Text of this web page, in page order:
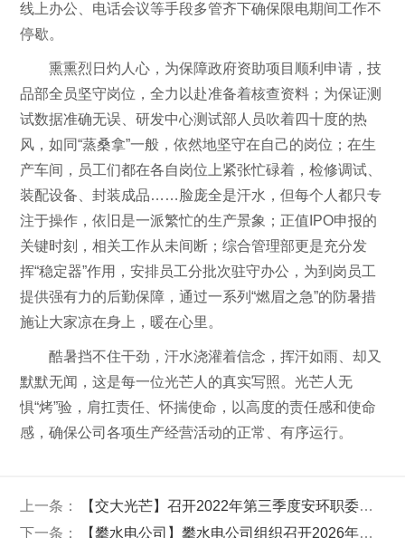
线上办公、电话会议等手段多管齐下确保限电期间工作不
停歇。
熏熏烈日灼人心，为保障政府资助项目顺利申请，技
品部全员坚守岗位，全力以赴准备着核查资料；为保证测
试数据准确无误、研发中心测试部人员吹着四十度的热
风，如同“蒸桑拿”一般，依然地坚守在自己的岗位；在生
产车间，员工们都在各自岗位上紧张忙碌着，检修调试、
装配设备、封装成品……脸庞全是汗水，但每个人都只专
注于操作，依旧是一派繁忙的生产景象；正值IPO申报的
关键时刻，相关工作从未间断；综合管理部更是充分发
挥“稳定器”作用，安排员工分批次驻守办公，为到岗员工
提供强有力的后勤保障，通过一系列“燃眉之急”的防暑措
施让大家凉在身上，暖在心里。
酷暑挡不住干劲，汗水浇灌着信念，挥汗如雨、却又
默默无闻，这是每一位光芒人的真实写照。光芒人无
惧“烤”验，肩扛责任、怀揣使命，以高度的责任感和使命
感，确保公司各项生产经营活动的正常、有序运行。
上一条：
【交大光芒】召开2022年第三季度安环职委会（扩大）会议
下一条：
【攀水电公司】攀水电公司组织召开2026年二季度经济运行分析会